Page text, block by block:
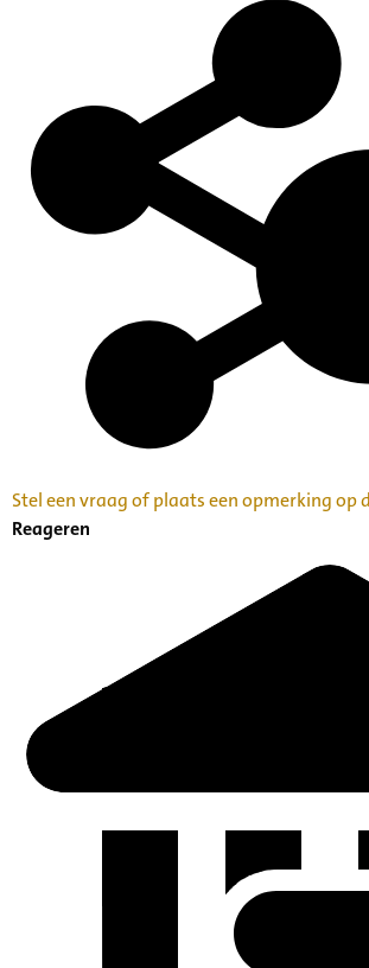
Stel een vraag of plaats een opmerking op
Reageren